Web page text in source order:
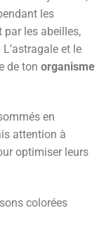
les
les abeilles,
et le
de ton organisme
en
attention à
optimiser leurs